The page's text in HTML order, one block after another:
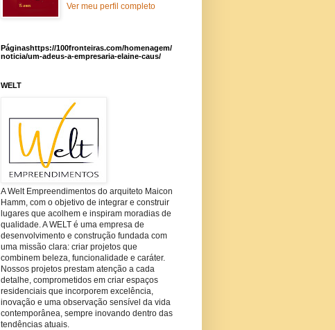
Ver meu perfil completo
Páginashttps://100fronteiras.com/homenagem/
noticia/um-adeus-a-empresaria-elaine-caus/
WELT
A Welt Empreendimentos do arquiteto Maicon
Hamm, com o objetivo de integrar e construir
lugares que acolhem e inspiram moradias de
qualidade. A WELT é uma empresa de
desenvolvimento e construção fundada com
uma missão clara: criar projetos que
combinem beleza, funcionalidade e caráter.
Nossos projetos prestam atenção a cada
detalhe, comprometidos em criar espaços
residenciais que incorporem excelência,
inovação e uma observação sensível da vida
contemporânea, sempre inovando dentro das
tendências atuais.